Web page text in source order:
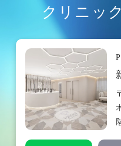
クリニッ